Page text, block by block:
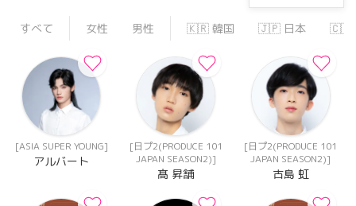
すべて 女性 男性 🇰🇷 韓国 🇯🇵 日本 🇨🇳
[ASIA SUPER YOUNG]
アルバート
[日プ2(PRODUCE 101
JAPAN SEASON2)]
髙 昇舗
[日プ2(PRODUCE 101
JAPAN SEASON2)]
古島 虹